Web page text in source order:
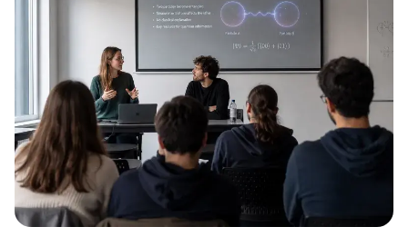
Eventos
Vídeos